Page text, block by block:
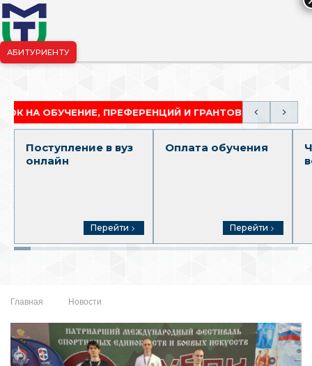
АБИТУРИЕНТУ
ПРЕФЕРЕНЦИЙ И ГРАНТОВ
Поступление в вуз
онлайн
Перейти
Оплата обучения
Перейти
Главная Новости